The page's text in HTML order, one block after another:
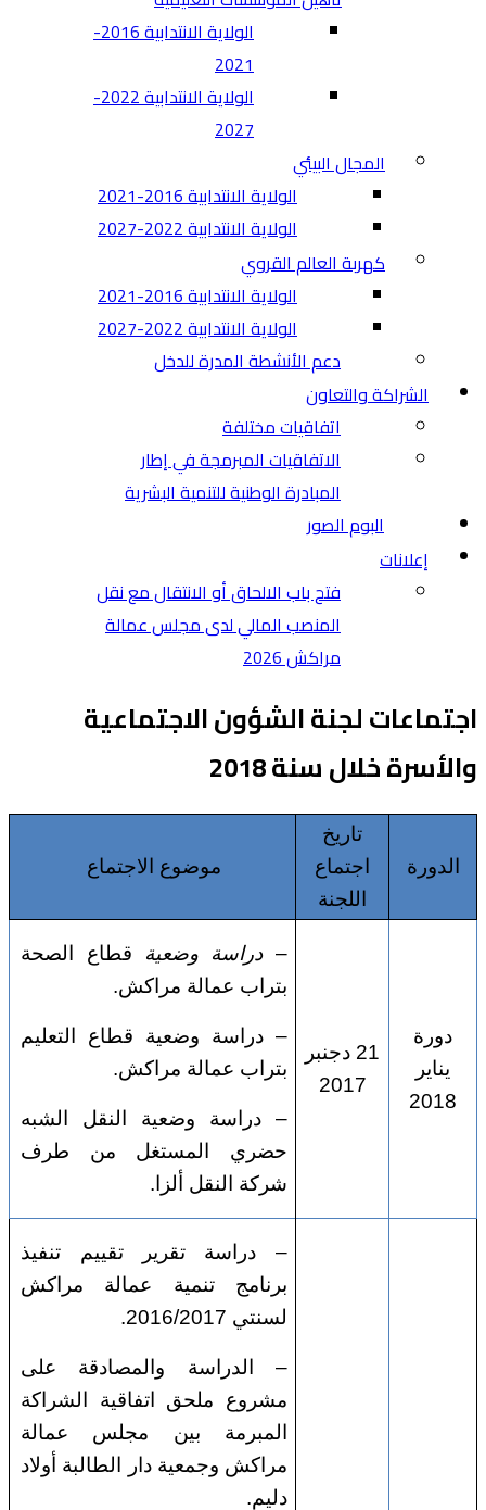
الولاية الانتدابية 2016-
2021
الولاية الانتدابية 2022-
2027
المجال البيئي
الولاية الانتدابية 2016-2021
الولاية الانتدابية 2022-2027
كهربة العالم القروي
الولاية الانتدابية 2016-2021
الولاية الانتدابية 2022-2027
دعم الأنشطة المدرة للدخل
الشراكة والتعاون
اتفاقيات مختلفة​
الاتفاقيات المبرمجة في إطار
المبادرة الوطنية للتنمية البشرية
البوم الصور
إعلانات
فتح باب الالحاق أو الانتقال مع نقل
المنصب المالي لدى مجلس عمالة
مراكش 2026
اجتماعات لجنة الشؤون الاجتماعية
والأسرة خلال سنة 2018
الدورة
تاريخ
اجتماع
اللجنة
موضوع الاجتماع
دورة
يناير
2018
21 دجنبر
2017
–دراسة وضعية قطاع الصحة
بتراب عمالة مراكش.
– دراسة وضعية قطاع التعليم
بتراب عمالة مراكش.
– دراسة وضعية النقل الشبه
حضري المستغل من طرف
شركة النقل ألزا.
– دراسة تقرير تقييم تنفيذ
برنامج تنمية عمالة مراكش
لسنتي 2016/2017.
– الدراسة والمصادقة على
مشروع ملحق اتفاقية الشراكة
المبرمة بين مجلس عمالة
مراكش وجمعية دار الطالبة أولاد
دليم.